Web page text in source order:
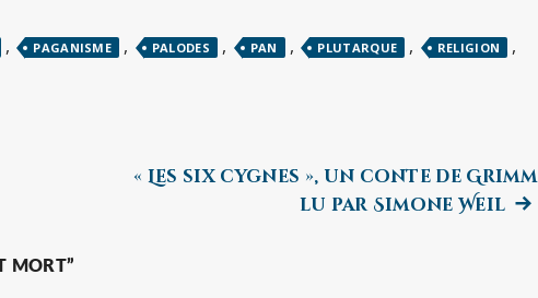
, PAGANISME , PALODES , PAN , PLUTARQUE , RELIGION ,
« Les six cygnes », un conte de Grimm
lu par Simone Weil Next
MORT”